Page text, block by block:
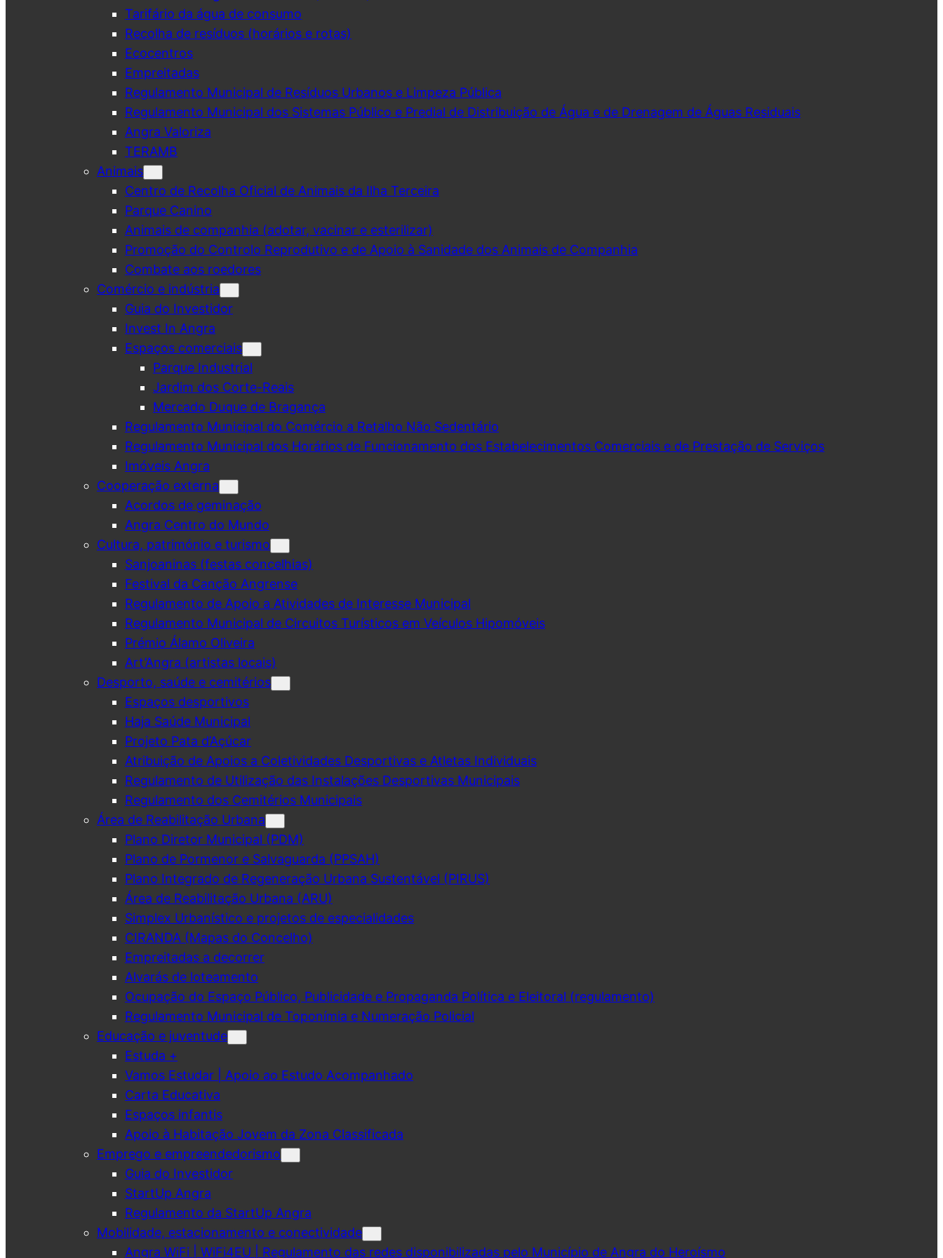
Tarifário da água de consumo
Recolha de resíduos (horários e rotas)
Ecocentros
Empreitadas
Regulamento Municipal de Resíduos Urbanos e Limpeza Pública
Regulamento Municipal dos Sistemas Público e Predial de Distribuição de Água e de Drenagem de Águas Residuais
Angra Valoriza
TERAMB
Animais
Centro de Recolha Oficial de Animais da Ilha Terceira
Parque Canino
Animais de companhia (adotar, vacinar e esterilizar)
Promoção do Controlo Reprodutivo e de Apoio à Sanidade dos Animais de Companhia
Combate aos roedores
Comércio e indústria
Guia do Investidor
Invest In Angra
Espaços comerciais
Parque Industrial
Jardim dos Corte-Reais
Mercado Duque de Bragança
Regulamento Municipal do Comércio a Retalho Não Sedentário
Regulamento Municipal dos Horários de Funcionamento dos Estabelecimentos Comerciais e de Prestação de Serviços
Imóveis Angra
Cooperação externa
Acordos de geminação
Angra Centro do Mundo
Cultura, património e turismo
Sanjoaninas (festas concelhias)
Festival da Canção Angrense
Regulamento de Apoio a Atividades de Interesse Municipal
Regulamento Municipal de Circuitos Turísticos em Veículos Hipomóveis
Prémio Álamo Oliveira
Art’Angra (artistas locais)
Desporto, saúde e cemitérios
Espaços desportivos
Haja Saúde Municipal
Projeto Pata d’Açúcar
Atribuição de Apoios a Coletividades Desportivas e Atletas Individuais
Regulamento de Utilização das Instalações Desportivas Municipais
Regulamento dos Cemitérios Municipais
Área de Reabilitação Urbana
Plano Diretor Municipal (PDM)
Plano de Pormenor e Salvaguarda (PPSAH)
Plano Integrado de Regeneração Urbana Sustentável (PIRUS)
Área de Reabilitação Urbana (ARU)
Simplex Urbanístico e projetos de especialidades
CIRANDA (Mapas do Concelho)
Empreitadas a decorrer
Alvarás de loteamento
Ocupação do Espaço Público, Publicidade e Propaganda Política e Eleitoral (regulamento)
Regulamento Municipal de Toponímia e Numeração Policial
Educação e juventude
Estuda +
Vamos Estudar | Apoio ao Estudo Acompanhado
Carta Educativa
Espaços infantis
Apoio à Habitação Jovem da Zona Classificada
Emprego e empreendedorismo
Guia do Investidor
StartUp Angra
Regulamento da StartUp Angra
Mobilidade, estacionamento e conectividade
Angra WiFi | WiFi4EU | Regulamento das redes disponibilizadas pelo Município de Angra do Heroísmo